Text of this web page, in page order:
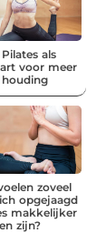
als
voor meer
zoveel
opgejaagd
makkelijker
zijn?